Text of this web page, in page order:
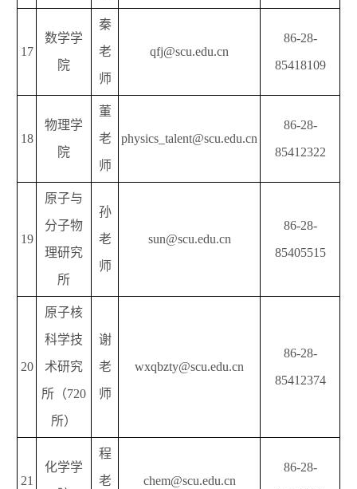
17
数学学
院
秦
老
师
qfj@scu.edu.cn
86-28-
85418109
18
物理学
院
董
老
师
physics_talent@scu.edu.cn
86-28-
85412322
19
原子与
分子物
理研究
所
孙
老
师
sun@scu.edu.cn
86-28-
85405515
20
原子核
科学技
术研究
所（720
所）
谢
老
师
wxqbzty@scu.edu.cn
86-28-
85412374
21
化学学
程
老
chem@scu.edu.cn
86-28-